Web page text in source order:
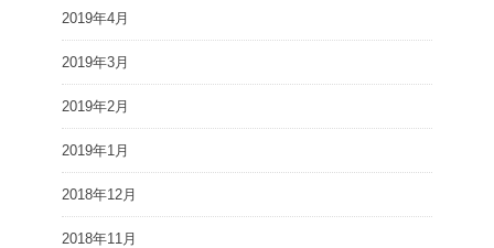
2019年4月
2019年3月
2019年2月
2019年1月
2018年12月
2018年11月